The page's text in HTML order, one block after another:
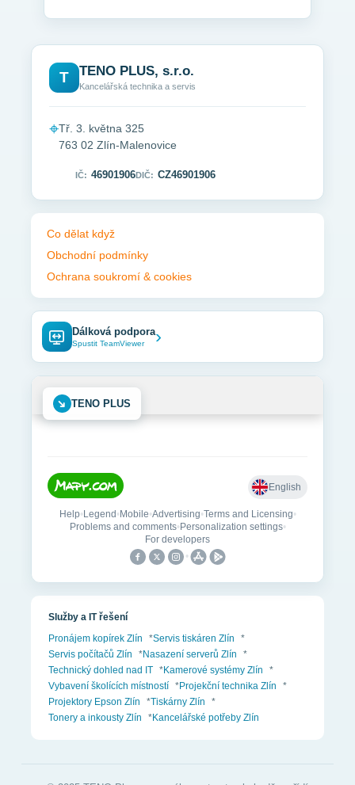
T TENO PLUS, s.r.o.
Kancelářská technika a servis
⌖Tř. 3. května 325
763 02 Zlín-Malenovice
IČ: 46901906DIČ: CZ46901906
Co dělat když
Obchodní podmínky
Ochrana soukromí & cookies
Dálková podpora
Spustit TeamViewer ›
➜TENO PLUS
Služby a IT řešení
Pronájem kopírek Zlín
*Servis tiskáren Zlín
*
Servis počítačů Zlín
*Nasazení serverů Zlín
*
Technický dohled nad IT *Kamerové systémy Zlín
*
Vybavení školících místností *Projekční technika Zlín
*
Projektory Epson Zlín
*Tiskárny Zlín
*
Tonery a inkousty Zlín
*Kancelářské potřeby Zlín